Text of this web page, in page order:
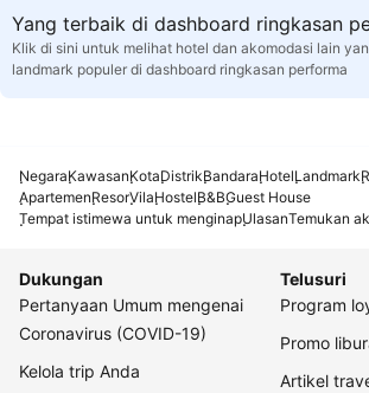
Yang terbaik di dashboard ringkasan
Klik di sini untuk melihat hotel dan akomodasi lain
landmark populer di dashboard ringkasan performa
NegaraKawasanKotaDistrikBandaraHotelLandmark
ApartemenResorVilaHostelB&BGuest House
Tempat istimewa untuk menginapUlasanTemukan
Dukungan
Pertanyaan Umum mengenai
Coronavirus (COVID-19)
Kelola trip Anda
Telusuri
Program
Promo
Artikel